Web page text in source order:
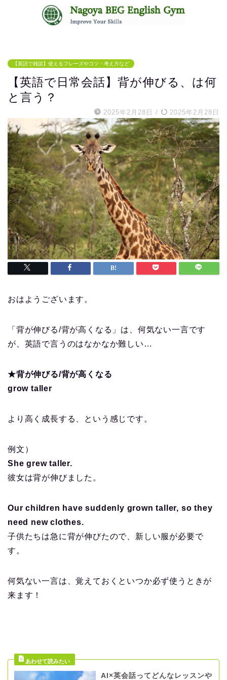
無料体験レッスンはコチラ
【英語で雑談】使えるフレーズやコツ・考え方など
【英語で日常会話】背が伸びる、は何
と言う？
2025年2月28日 / 2025年2月28日
おはようございます。
「背が伸びる/背が高くなる」は、何気ない一言です
が、英語で言うのはなかなか難しい…
★背が伸びる/背が高くなる
grow taller
より高く成長する、という感じです。
例文）
She grew taller.
彼女は背が伸びました。
Our children have suddenly grown taller, so they
need new clothes.
子供たちは急に背が伸びたので、新しい服が必要で
す。
何気ない一言は、覚えておくといつか必ず使うときが
来ます！
AI×英会話ってどんなレッスンや